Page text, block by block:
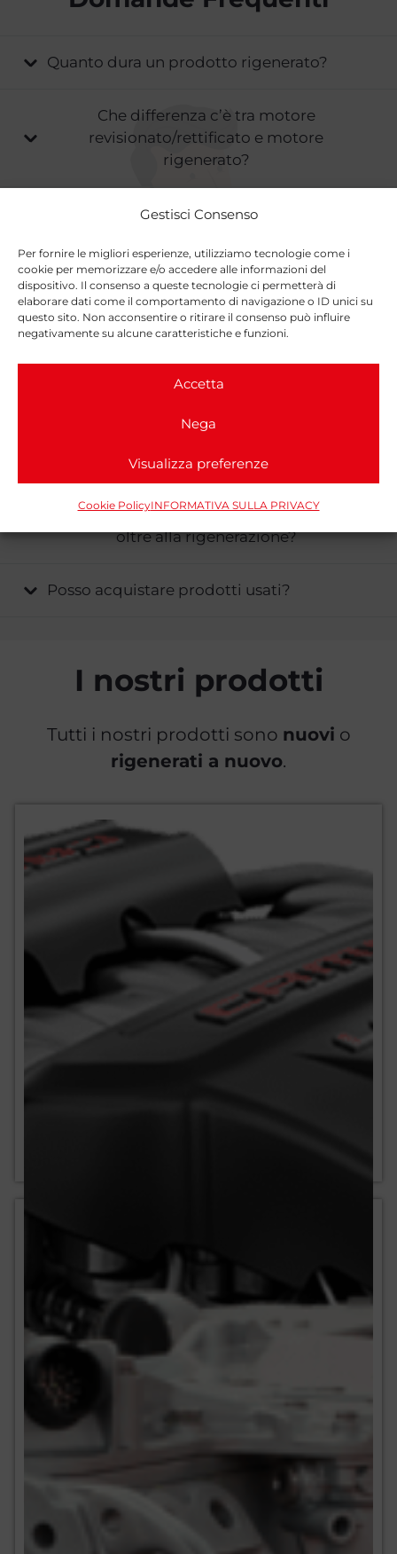
Gestisci Consenso
Per fornire le migliori esperienze, utilizziamo tecnologie come i
cookie per memorizzare e/o accedere alle informazioni del
dispositivo. Il consenso a queste tecnologie ci permetterà di
elaborare dati come il comportamento di navigazione o ID unici su
questo sito. Non acconsentire o ritirare il consenso può influire
negativamente su alcune caratteristiche e funzioni.
Accetta
Nega
Visualizza preferenze
Cookie PolicyINFORMATIVA SULLA PRIVACY
Quanto dura un prodotto rigenerato?
Che differenza c’è tra motore
revisionato/rettificato e motore
rigenerato?
Quali servizi offrite per la rigenerazione e
Quali sono i vantaggi di rigenerare un
prodotto invece di sostituirlo con uno
nuovo?
Quali sono i tempi di completamento per
Fornite garanzie per i prodotti rigenerati?
Posso acquistare prodotti nuovi da voi
oltre alla rigenerazione?
Posso acquistare prodotti usati?
I nostri prodotti
Tutti i nostri prodotti sono nuovi o
rigenerati a nuovo.